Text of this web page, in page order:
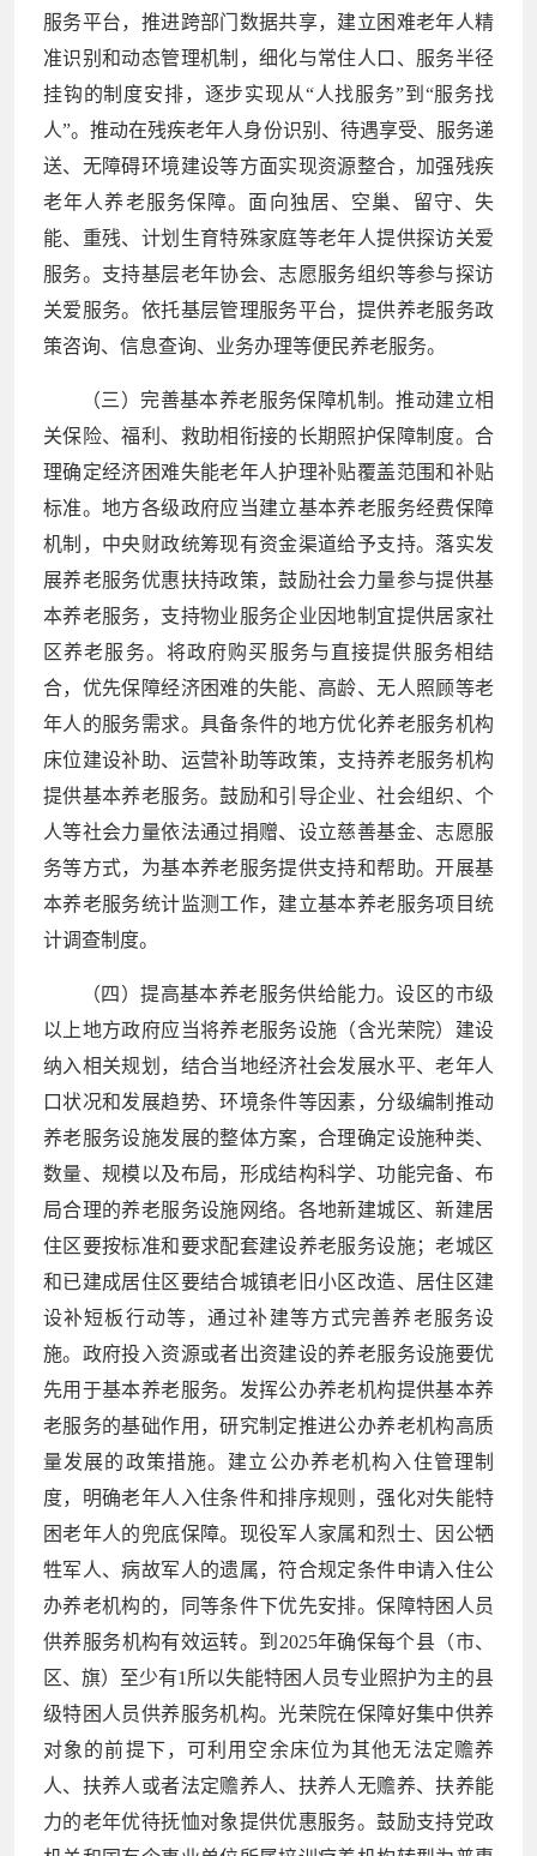
服务平台，推进跨部门数据共享，建立困难老年人精
准识别和动态管理机制，细化与常住人口、服务半径
挂钩的制度安排，逐步实现从“人找服务”到“服务找
人”。推动在残疾老年人身份识别、待遇享受、服务递
送、无障碍环境建设等方面实现资源整合，加强残疾
老年人养老服务保障。面向独居、空巢、留守、失
能、重残、计划生育特殊家庭等老年人提供探访关爱
服务。支持基层老年协会、志愿服务组织等参与探访
关爱服务。依托基层管理服务平台，提供养老服务政
策咨询、信息查询、业务办理等便民养老服务。
（三）完善基本养老服务保障机制。推动建立相
关保险、福利、救助相衔接的长期照护保障制度。合
理确定经济困难失能老年人护理补贴覆盖范围和补贴
标准。地方各级政府应当建立基本养老服务经费保障
机制，中央财政统筹现有资金渠道给予支持。落实发
展养老服务优惠扶持政策，鼓励社会力量参与提供基
本养老服务，支持物业服务企业因地制宜提供居家社
区养老服务。将政府购买服务与直接提供服务相结
合，优先保障经济困难的失能、高龄、无人照顾等老
年人的服务需求。具备条件的地方优化养老服务机构
床位建设补助、运营补助等政策，支持养老服务机构
提供基本养老服务。鼓励和引导企业、社会组织、个
人等社会力量依法通过捐赠、设立慈善基金、志愿服
务等方式，为基本养老服务提供支持和帮助。开展基
本养老服务统计监测工作，建立基本养老服务项目统
计调查制度。
（四）提高基本养老服务供给能力。设区的市级
以上地方政府应当将养老服务设施（含光荣院）建设
纳入相关规划，结合当地经济社会发展水平、老年人
口状况和发展趋势、环境条件等因素，分级编制推动
养老服务设施发展的整体方案，合理确定设施种类、
数量、规模以及布局，形成结构科学、功能完备、布
局合理的养老服务设施网络。各地新建城区、新建居
住区要按标准和要求配套建设养老服务设施；老城区
和已建成居住区要结合城镇老旧小区改造、居住区建
设补短板行动等，通过补建等方式完善养老服务设
施。政府投入资源或者出资建设的养老服务设施要优
先用于基本养老服务。发挥公办养老机构提供基本养
老服务的基础作用，研究制定推进公办养老机构高质
量发展的政策措施。建立公办养老机构入住管理制
度，明确老年人入住条件和排序规则，强化对失能特
困老年人的兜底保障。现役军人家属和烈士、因公牺
牲军人、病故军人的遗属，符合规定条件申请入住公
办养老机构的，同等条件下优先安排。保障特困人员
供养服务机构有效运转。到2025年确保每个县（市、
区、旗）至少有1所以失能特困人员专业照护为主的县
级特困人员供养服务机构。光荣院在保障好集中供养
对象的前提下，可利用空余床位为其他无法定赡养
人、扶养人或者法定赡养人、扶养人无赡养、扶养能
力的老年优待抚恤对象提供优惠服务。鼓励支持党政